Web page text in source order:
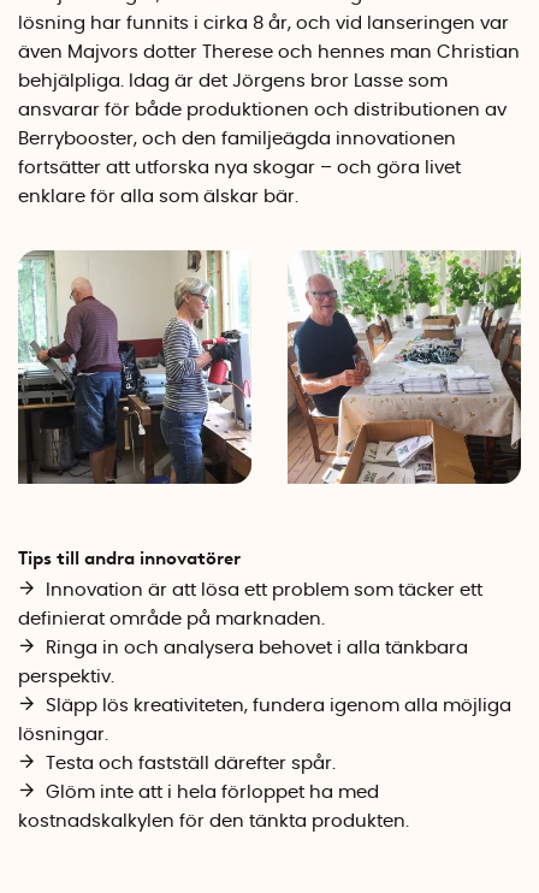
lösning har funnits i cirka 8 år, och vid lanseringen var
även Majvors dotter Therese och hennes man Christian
behjälpliga. Idag är det Jörgens bror Lasse som
ansvarar för både produktionen och distributionen av
Berrybooster, och den familjeägda innovationen
fortsätter att utforska nya skogar – och göra livet
enklare för alla som älskar bär.
Tips till andra innovatörer
Innovation är att lösa ett problem som täcker ett
definierat område på marknaden.
Ringa in och analysera behovet i alla tänkbara
perspektiv.
Släpp lös kreativiteten, fundera igenom alla möjliga
lösningar.
Testa och fastställ därefter spår.
Glöm inte att i hela förloppet ha med
kostnadskalkylen för den tänkta produkten.